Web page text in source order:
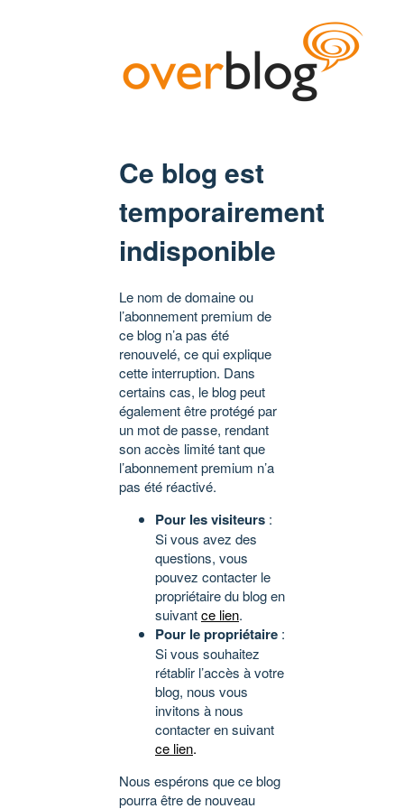
Ce blog est
temporairement
indisponible
Le nom de domaine ou
l’abonnement premium de
ce blog n’a pas été
renouvelé, ce qui explique
cette interruption. Dans
certains cas, le blog peut
également être protégé par
un mot de passe, rendant
son accès limité tant que
l’abonnement premium n’a
pas été réactivé.
Pour les visiteurs :
Si vous avez des
questions, vous
pouvez contacter le
propriétaire du blog en
suivantce lien.
Pour le propriétaire :
Si vous souhaitez
rétablir l’accès à votre
blog, nous vous
invitons à nous
contacter en suivant
ce lien.
Nous espérons que ce blog
pourra être de nouveau